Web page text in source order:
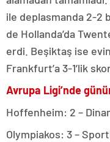
ile deplasmanda 2-2
de Hollanda’da
erdi. Beşiktaş ise
Frankfurt’a 3-1’lik
Avrupa Ligi’nde
Hoffenheim: 2 –
Olympiakos: 3 –